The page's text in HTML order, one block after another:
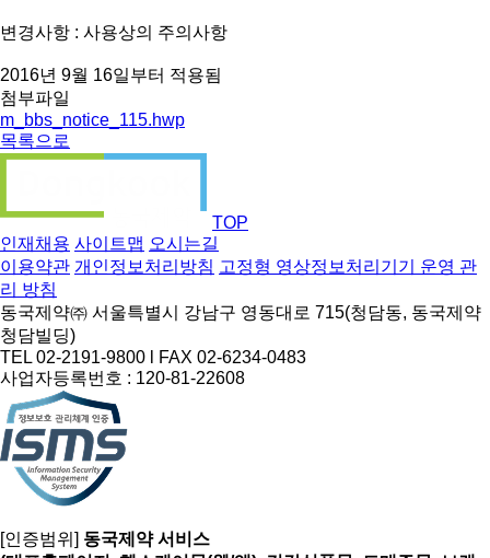
변경사항 : 사용상의 주의사항
2016년 9월 16일부터 적용됨
첨부파일
m_bbs_notice_115.hwp
목록으로
TOP
인재채용 사이트맵 오시는길
이용약관 개인정보처리방침 고정형 영상정보처리기기 운영 관
리 방침
동국제약㈜ 서울특별시 강남구 영동대로 715(청담동, 동국제약
청담빌딩)
TEL 02-2191-9800 l FAX 02-6234-0483
사업자등록번호 : 120-81-22608
[인증범위] 동국제약 서비스